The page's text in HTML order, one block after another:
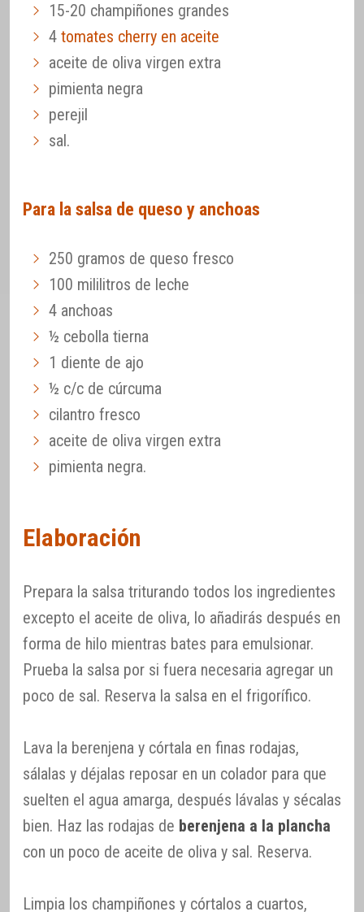
15-20 champiñones grandes
4 tomates cherry en aceite
aceite de oliva virgen extra
pimienta negra
perejil
sal.
Para la salsa de queso y anchoas
250 gramos de queso fresco
100 mililitros de leche
4 anchoas
½ cebolla tierna
1 diente de ajo
½ c/c de cúrcuma
cilantro fresco
aceite de oliva virgen extra
pimienta negra.
Elaboración
Prepara la salsa triturando todos los ingredientes
excepto el aceite de oliva, lo añadirás después en
forma de hilo mientras bates para emulsionar.
Prueba la salsa por si fuera necesaria agregar un
poco de sal. Reserva la salsa en el frigorífico.
Lava la berenjena y córtala en finas rodajas,
sálalas y déjalas reposar en un colador para que
suelten el agua amarga, después lávalas y sécalas
bien. Haz las rodajas de berenjena a la plancha
con un poco de aceite de oliva y sal. Reserva.
Limpia los champiñones y córtalos a cuartos,